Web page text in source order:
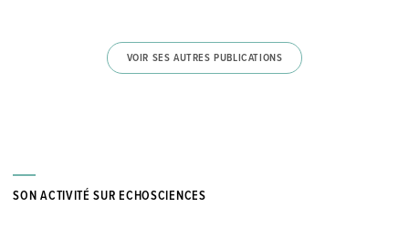
VOIR SES AUTRES PUBLICATIONS
SON ACTIVITÉ SUR ECHOSCIENCES